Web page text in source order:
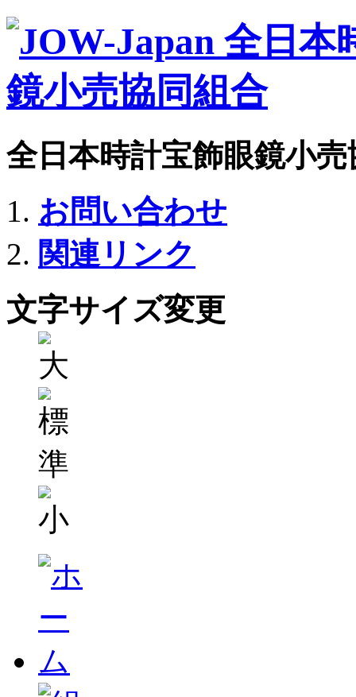
全日本時計宝飾眼鏡小
お問い合わせ
関連リンク
文字サイズ変更